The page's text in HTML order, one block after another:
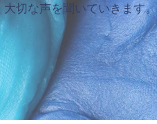
大切な声を聞いていきます。